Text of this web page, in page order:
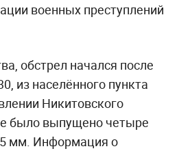
военных преступлений
обстрел начался после
из населённого пункта
Никитовского
было выпущено четыре
мм. Информация о